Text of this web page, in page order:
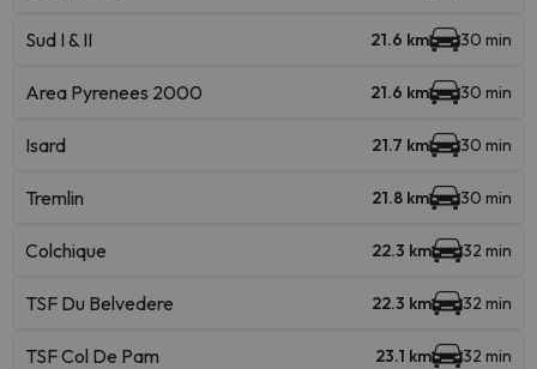
Sud I & II 21.6 km 30 min
Area Pyrenees 2000 21.6 km 30 min
Isard 21.7 km 30 min
Tremlin 21.8 km 30 min
Colchique 22.3 km 32 min
TSF Du Belvedere 22.3 km 32 min
TSF Col De Pam 23.1 km 32 min